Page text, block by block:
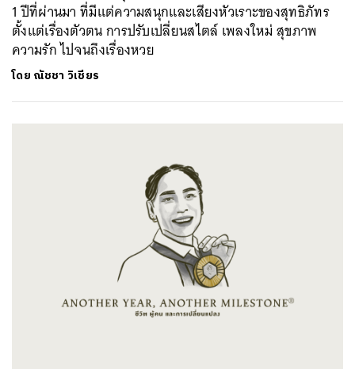
1 ปีที่ผ่านมา ที่มีแต่ความสนุกและเสียงหัวเราะของสุทธิภัทร
ตั้งแต่เรื่องตัวตน การปรับเปลี่ยนสไตล์ เพลงใหม่ สุขภาพ
ความรัก ไปจนถึงเรื่องหวย
โดย ณัชชา วิเชียร